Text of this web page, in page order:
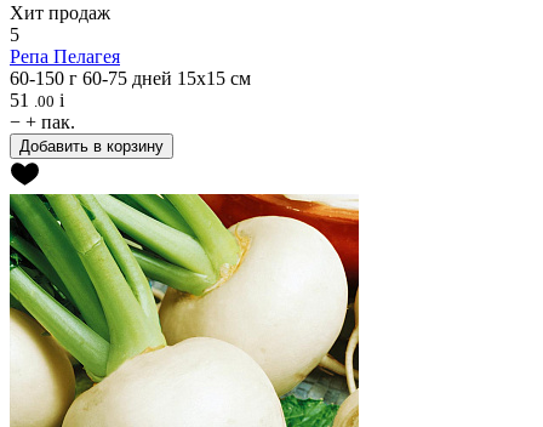
Хит продаж
5
Репа Пелагея
60-150 г 60-75 дней 15х15 см
51
.00 i
− + пак.
Добавить в корзину